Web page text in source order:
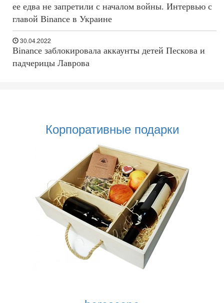
ее едва не запретили с началом войны. Интервью с
главой Binance в Украине
30.04.2022
Binance заблокировала аккаунты детей Пескова и
падчерицы Лаврова
Корпоративные подарки